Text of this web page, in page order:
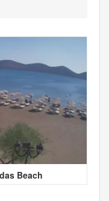
Beach